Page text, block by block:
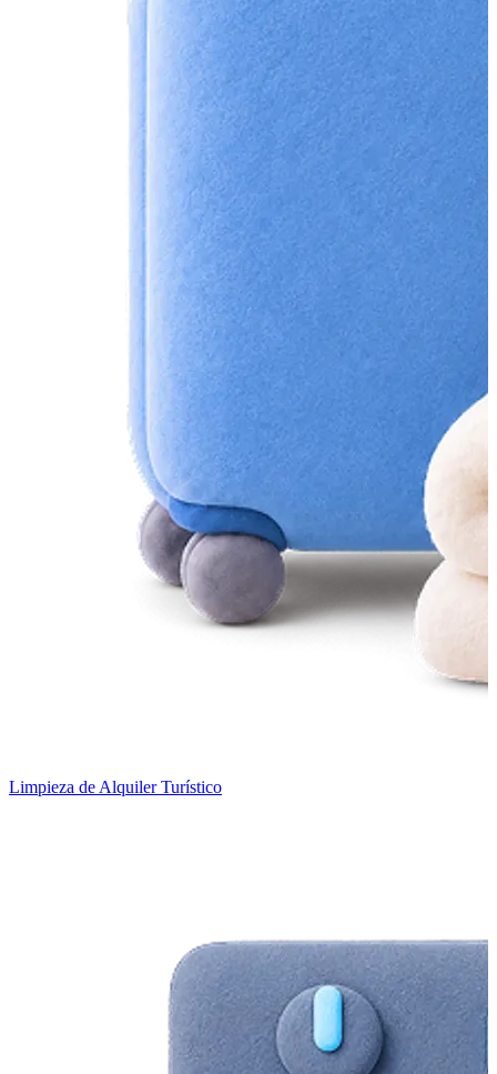
Limpieza de Alquiler Turístico